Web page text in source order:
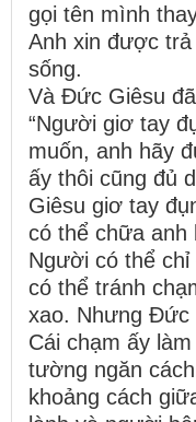
gọi tên mình
Anh xin được
sống.
Và Đức Giêsu
“Người giơ tay
muốn, anh hãy
ấy thôi cũng đủ
Giêsu giơ tay
có thể chữa anh
Người có thể
có thể tránh
xao. Nhưng Đức
Cái chạm ấy
tường ngăn
khoảng cách